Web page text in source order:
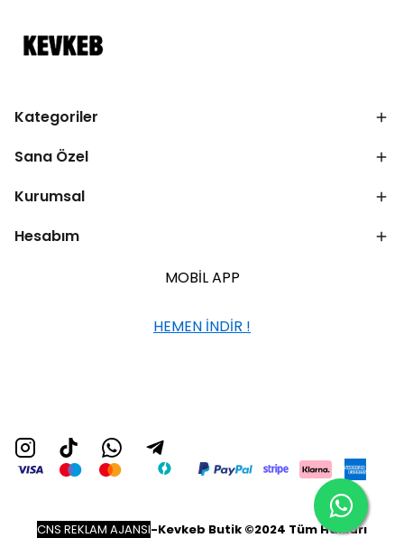
Kategoriler
Sana Özel
Kurumsal
Hesabım
MOBİL APP
HEMEN İNDİR !
CNS REKLAM AJANSI-Kevkeb Butik ©2024 Tüm Hakları